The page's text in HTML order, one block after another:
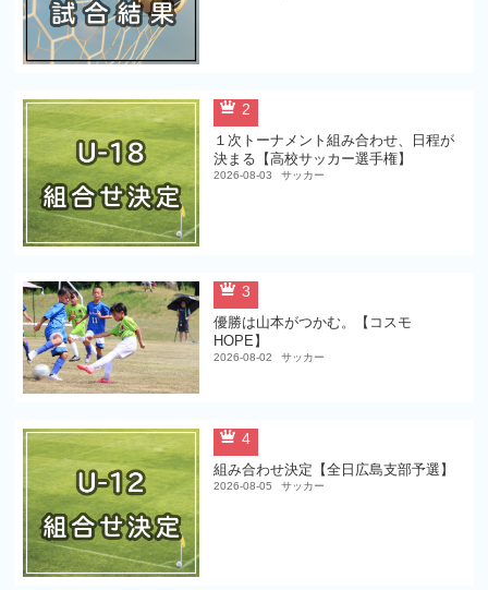
2
１次トーナメント組み合わせ、日程が
決まる【高校サッカー選手権】
2026-08-03 サッカー
3
優勝は山本がつかむ。【コスモ
HOPE】
2026-08-02 サッカー
4
組み合わせ決定【全日広島支部予選】
2026-08-05 サッカー